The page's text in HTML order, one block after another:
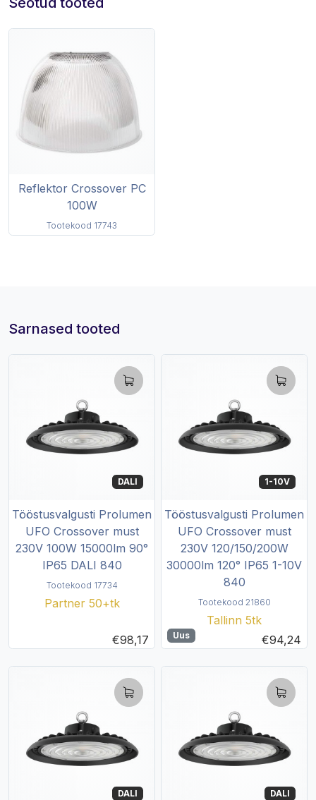
Reflektor Crossover PC
100W
Tootekood 17743
Sarnased tooted
DALI
Tööstusvalgusti Prolumen
UFO Crossover must
230V 100W 15000lm 90°
IP65 DALI 840
Tootekood 17734
Partner 50+tk
€98,17 Uus
1-10V
Tööstusvalgusti Prolumen
UFO Crossover must
230V 120/150/200W
30000lm 120° IP65 1-10V
840
Tootekood 21860
Tallinn 5tk
€94,24
DALI DALI